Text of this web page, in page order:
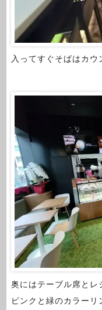
入ってすぐそばはカウ
奥にはテーブル席とレ
ピンクと緑のカラーリ